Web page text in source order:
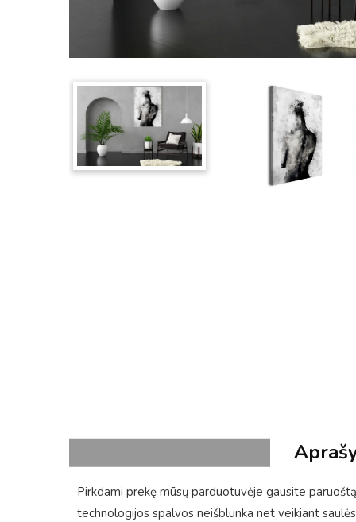
Pirkdami prekę mūsų parduotuvėje gausite
technologijos spalvos neišblunka net veikiant